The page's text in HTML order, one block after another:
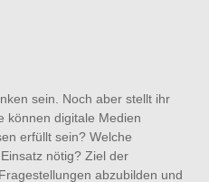
sein. Noch aber stellt ihr
können digitale Medien
erfüllt sein? Welche
nötig? Ziel der
abzubilden und